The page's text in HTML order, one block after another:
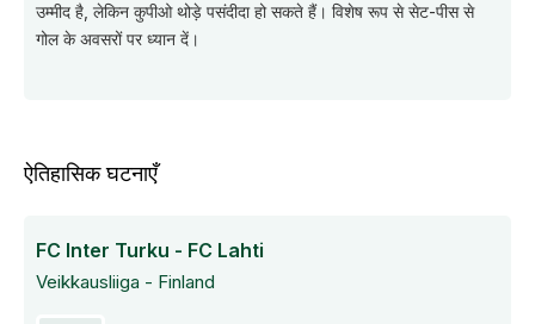
उम्मीद है, लेकिन कुपीओ थोड़े पसंदीदा हो सकते हैं। विशेष रूप से सेट-पीस से
गोल के अवसरों पर ध्यान दें।
ऐतिहासिक घटनाएँ
FC Inter Turku - FC Lahti
Veikkausliiga - Finland